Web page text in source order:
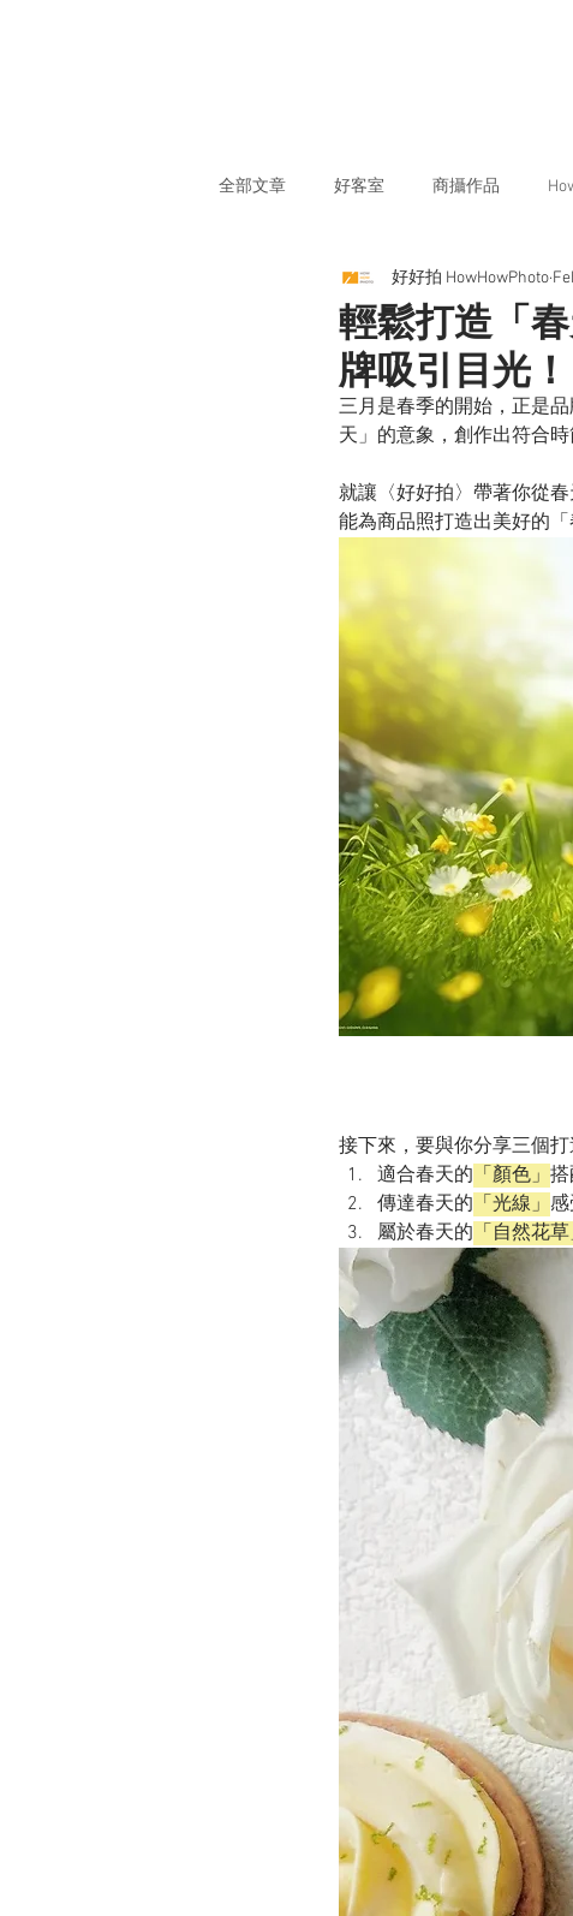
全部文章 好客室 商攝作品
輕鬆打造「
牌吸引目光！
好好拍 HowHowPhoto
三月是春季的開始，正是
天」的意象，創作出符合
就讓〈好好拍〉帶著你從
能為商品照打造出美好的「
接下來，要與你分享三個
適合春天的 「顏色」
傳達春天的 「光線」
屬於春天的 「自然花草